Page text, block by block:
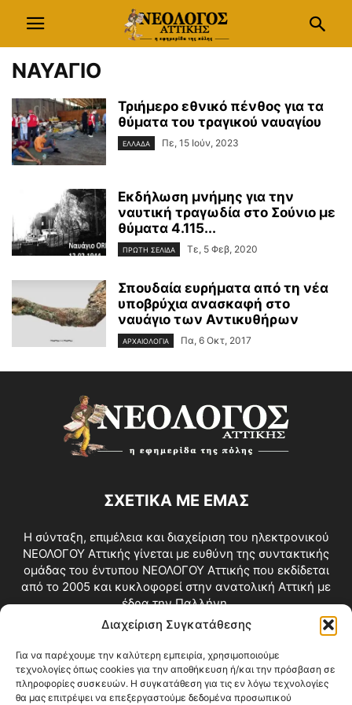
Διαχείριση Συγκατάθεσης
Για να παρέχουμε την καλύτερη εμπειρία, χρησιμοποιούμε
τεχνολογίες όπως cookies για την αποθήκευση ή/και την πρόσβαση σε
πληροφορίες συσκευών. Η συγκατάθεση για τις εν λόγω τεχνολογίες
θα μας επιτρέψει να επεξεργαστούμε δεδομένα προσωπικού
ΝΑΥΑΓΙΟ
Τριήμερο εθνικό πένθος για τα
θύματα του τραγικού ναυαγίου
ΕΛΛΑΔΑ Πε, 15 Ιούν, 2023
Εκδήλωση μνήμης για την
ναυτική τραγωδία στο Σούνιο με
θύματα 4.115...
ΠΡΩΤΗ ΣΕΛΙΔΑ Τε, 5 Φεβ, 2020
Σπουδαία ευρήματα από τη νέα
υποβρύχια ανασκαφή στο
ναυάγιο των Αντικυθήρων
ΑΡΧΑΙΟΛΟΓΙΑ Πα, 6 Οκτ, 2017
ΣΧΕΤΙΚΑ ΜΕ ΕΜΑΣ
Η σύνταξη, επιμέλεια και διαχείριση του ηλεκτρονικού
ΝΕΟΛΟΓΟΥ Αττικής γίνεται με ευθύνη της συντακτικής
ομάδας του έντυπου ΝΕΟΛΟΓΟΥ Αττικής που εκδίδεται
από το 2005 και κυκλοφορεί στην ανατολική Αττική με
έδρα την Παλλήνη.
Επικοινωνία:info@neologosattikis.gr
ΑΚΟΛΟΥΘΗΣΕ ΜΑΣ